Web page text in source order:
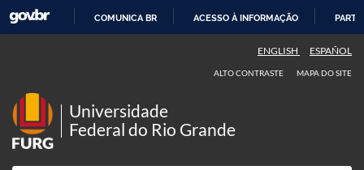
COMUNICA BR ACESSO À INFORMAÇÃO
ENGLISH ESPAÑOL
ALTO CONTRASTE MAPA DO SITE
Universidade
Federal do Rio Grande